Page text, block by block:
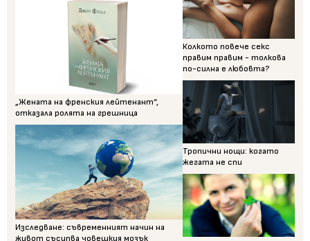
„Жената на френския лейтенант“,
отказала ролята на грешница
Изследване: съвременният начин на
живот съсипва човешкия мозък
Колкото повече секс
правим правим - толкова
по-силна е любовта?
Тропични нощи: когато
жегата не спи